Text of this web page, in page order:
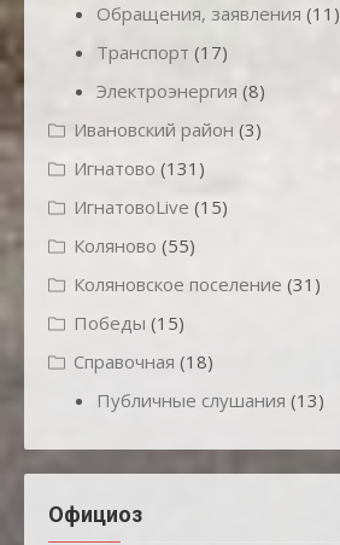
Обращения, заявления (11)
Транспорт (17)
Электроэнергия (8)
Ивановский район (3)
Игнатово (131)
ИгнатовоLive (15)
Коляново (55)
Коляновское поселение (31)
Победы (15)
Справочная (18)
Публичные слушания (13)
Официоз